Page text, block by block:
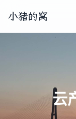
小猪的窝
云